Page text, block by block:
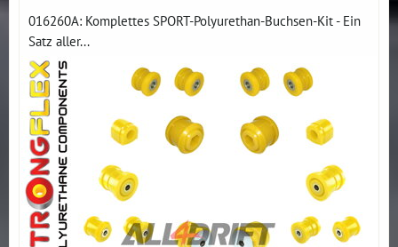
016260A: Komplettes SPORT-Polyurethan-Buchsen-Kit - Ein
Satz aller...